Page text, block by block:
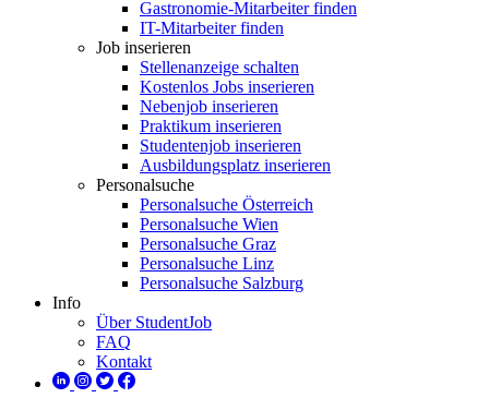
Gastronomie-Mitarbeiter finden
IT-Mitarbeiter finden
Job inserieren
Stellenanzeige schalten
Kostenlos Jobs inserieren
Nebenjob inserieren
Praktikum inserieren
Studentenjob inserieren
Ausbildungsplatz inserieren
Personalsuche
Personalsuche Österreich
Personalsuche Wien
Personalsuche Graz
Personalsuche Linz
Personalsuche Salzburg
Info
Über StudentJob
FAQ
Kontakt